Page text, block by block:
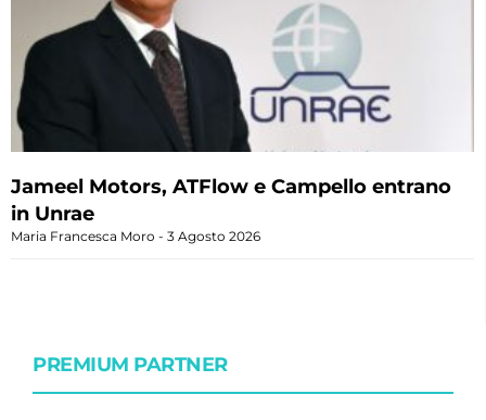
Jameel Motors, ATFlow e Campello entrano
in Unrae
Maria Francesca Moro 3 Agosto 2026
PREMIUM PARTNER